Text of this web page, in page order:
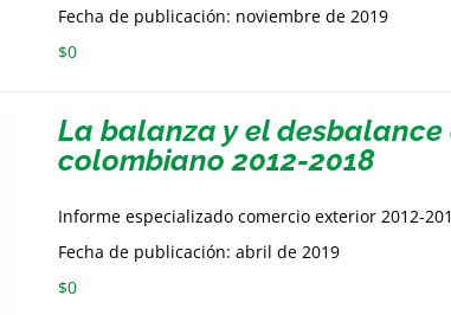
Fecha de publicación: noviembre de 2019
$0
La balanza y el
colombiano 2012-2018
Informe especializado comercio exterior 2012-
Fecha de publicación: abril de 2019
$0